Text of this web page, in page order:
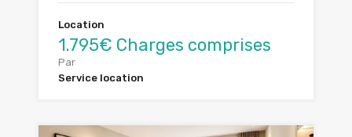
Location
1.795€ Charges comprises
Par
Service location